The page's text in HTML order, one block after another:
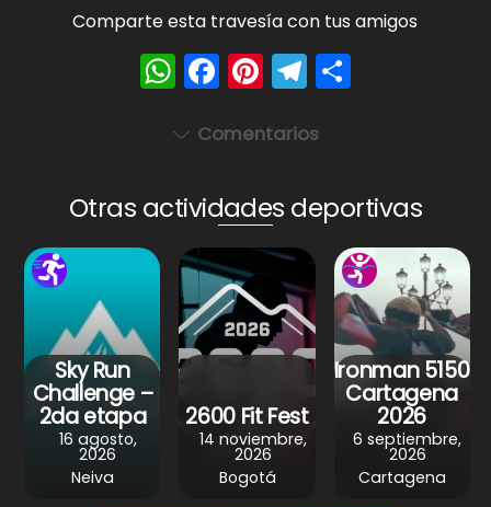
Comparte esta travesía con tus amigos
W
h
a
A
p
p
F
a
c
b
o
o
k
Pi
nt
er
st
T
el
e
a
m
Comentarios
Otras actividades deportivas
Sky Run
Challenge –
2da etapa
16 agosto,
2026
Neiva
2600 Fit Fest
14 noviembre,
2026
Bogotá
Ironman 5150
Cartagena
2026
6 septiembre,
2026
Cartagena